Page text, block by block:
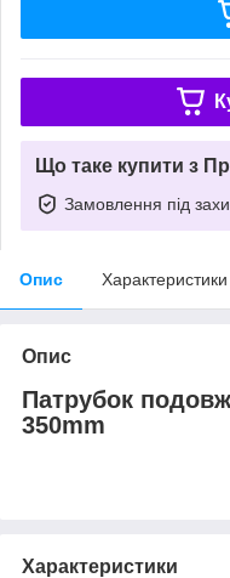
Що таке купити з
Замовлення під
Опис Характеристики
Опис
Патрубок
350mm
Характеристики